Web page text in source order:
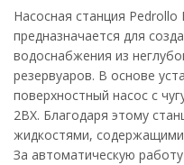
Насосная станция Pedrollo
предназначается для
водоснабжения из
резервуаров. В основе
поверхностный насос с
2BX. Благодаря этому
жидкостями,
За автоматическую